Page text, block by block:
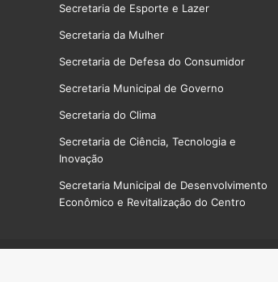
Secretaria de Esporte e Lazer
Secretaria da Mulher
Secretaria de Defesa do Consumidor
Secretaria Municipal de Governo
Secretaria do Clima
Secretaria de Ciência, Tecnologia e
Inovação
Secretaria Municipal de Desenvolvimento
Econômico e Revitalização do Centro